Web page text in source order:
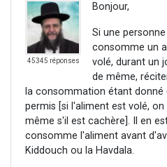
45345 réponses
Bonjour,
Si une
consomme un
volé, durant un
de même,
la consommation étant donné
permis [si l'aliment est volé,
même s'il est cachère]. Il en
consomme l'aliment avant
Kiddouch ou la Havdala.